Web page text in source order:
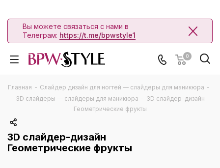
Вы можете связаться с нами в
Телеграм: https://t.me/bpwstyle1
0
Главная - Слайдер дизайн для ногтей — слайдеры для маникюра -
3D слайдеры — слайдеры для маникюра - 3D слайдер-дизайн
Геометрические фрукты
3D слайдер-дизайн
Геометрические фрукты